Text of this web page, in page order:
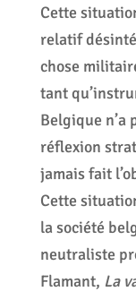
Cette
relatif
chose
tant
Belgique n’a
réflexion
jamais fait
Cette
la société
neutraliste
Flamant, La